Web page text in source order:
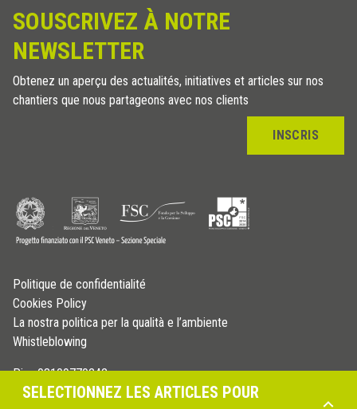
SELECTIONNEZ LES ARTICLES POUR
SOUSCRIVEZ À NOTRE
NEWSLETTER
Obtenez un aperçu des actualités, initiatives et articles sur nos
chantiers que nous partageons avec nos clients
INSCRIS
Politique de confidentialité
Cookies Policy
La nostra politica per la qualità e l’ambiente
Whistleblowing
P.iva 03109770242
© Copyright 2026 - Profilitec S.p.A - All right reserved